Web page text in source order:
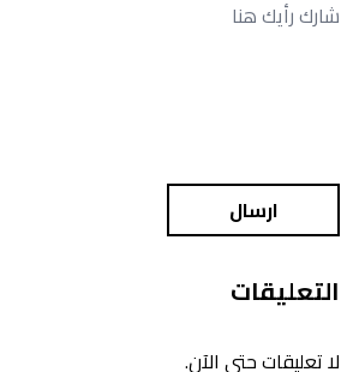
ارسال
التعليقات
لا تعليقات حتى الآن.